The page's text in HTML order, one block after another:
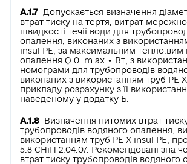
А.1.7 Допускається визначення
втрат тиску на тертя, витрат
швидкості течії води для
опалення, виконаних з
insul РЕ, за максимальним тепло.вим
опалення Q 0 .m.ax • Вт, з
номограми для трубопроводів
виконаних з використанням труб РЕ-
прикладу розрахунку з її
наведеному у додатку Б.
А.1.8 Визначення питомих втрат
трубопроводів водяного опалення,
використанням труб РЕ-Х insul РЕ,
5.8 СНіП 2.04.07. Рекомендовані зна­
втрат тиску трубопроводів водяного